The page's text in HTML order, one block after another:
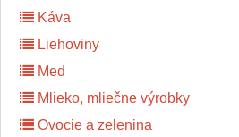
Káva
Liehoviny
Med
Mlieko, mliečne výrobky
Ovocie a zelenina